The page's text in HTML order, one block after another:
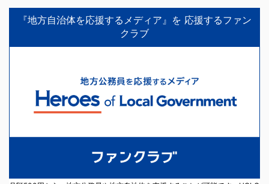
『地方自治体を応援するメディア』を 応援するファン
クラブ